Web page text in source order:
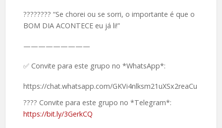
????️???? “Se chorei ou se sorri, o importante é que o
BOM DIA ACONTECE eu já li!”
—————————
✅ Convite para este grupo no *WhatsApp*:
https://chat.whatsapp.com/GKVi4nlksm21uXSx2reaCu
???? Convite para este grupo no *Telegram*:
https://bit.ly/3GerkCQ